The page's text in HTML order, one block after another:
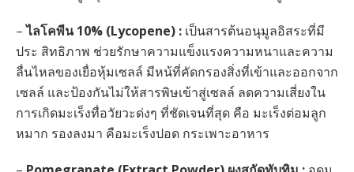
–ไลโคพีน 10% (Lycopene) : เป็นสารต้นอนุมูลอิสระที่มี
ประ สิทธิภาพ ช่วยรักษาความแข็งแรงความหนาและความ
ลื่นไหลของเยื่อหุ้มเซลล์ มีหน้ที่คัดกรองสิ่งที่เข้าและออกจาก
เซลล์ และป้องกันไม่ให้สารพิษเข้าสู่เซลล์ ลดความเสี่ยงใน
การเกิดมะเร็งทื่อวัยวะด่งๆ ที่ชัดเจนที่สุด คือ มะเร็งต่อมลูก
หมาก รองลงมา คือมะเร็งปอด กระเพาะอาหาร